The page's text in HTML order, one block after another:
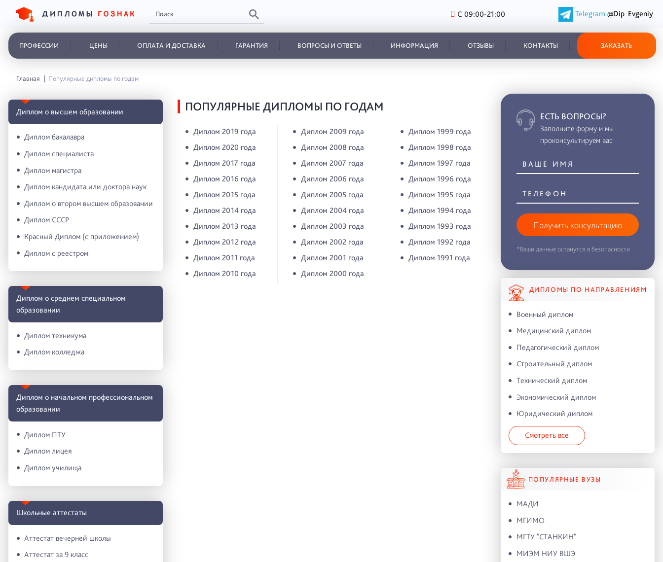
С 09:00-21:00 Telegram @Dip_Evgeniy
ПРОФЕССИИ ЦЕНЫ ОПЛАТА И ДОСТАВКА ГАРАНТИЯ ВОПРОСЫ И ОТВЕТЫ ИНФОРМАЦИЯ ОТЗЫВЫ КОНТАКТЫ ЗАКАЗАТЬ
Главная Популярные дипломы по годам
Диплом о высшем образовании
Диплом бакалавра
Диплом специалиста
Диплом магистра
Диплом кандидата или доктора наук
Диплом о втором высшем образовании
Диплом СССР
Красный Диплом (с приложением)
Диплом с реестром
Диплом о среднем специальном
образовании
Диплом техникума
Диплом колледжа
Диплом о начальном профессиональном
oбразовании
Диплом ПТУ
Диплом лицея
Диплом училища
Школьные аттестаты
Аттестат вечерней школы
Аттестат за 9 класс
ПОПУЛЯРНЫЕ ДИПЛОМЫ ПО ГОДАМ
Диплом 2019 года Диплом 2009 года
Диплом 1999 года
Диплом 2020 года
Диплом 2008 года
Диплом 1998 года
Диплом 2017 года
Диплом 2007 года
Диплом 1997 года
Диплом 2016 года
Диплом 2006 года
Диплом 1996 года
Диплом 2015 года
Диплом 2005 года
Диплом 1995 года
Диплом 2014 года
Диплом 2004 года
Диплом 1994 года
Диплом 2013 года
Диплом 2003 года
Диплом 1993 года
Диплом 2012 года
Диплом 2002 года
Диплом 1992 года
Диплом 2011 года
Диплом 2001 года
Диплом 1991 года
Диплом 2010 года
Диплом 2000 года
ЕСТЬ ВОПРОСЫ?
Заполните форму и мы
проконсультируем вас
Получить консультацию
*Ваши данные останутся в безопасности
ДИПЛОМЫ ПО НАПРАВЛЕНИЯМ
Военный диплом
Медицинский диплом
Педагогический диплом
Строительный диплом
Технический диплом
Экономический диплом
Юридический диплом
Смотреть все
ПОПУЛЯРНЫЕ ВУЗЫ
МАДИ
МГИМО
МГТУ "СТАНКИН"
МИЭМ НИУ ВШЭ